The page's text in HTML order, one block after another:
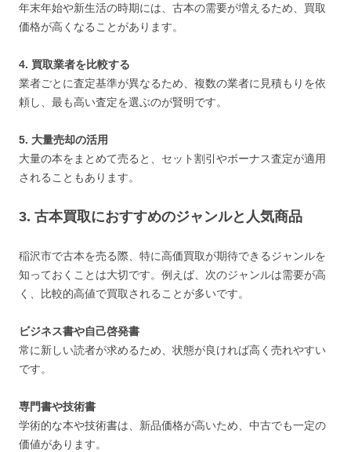
年末年始や新生活の時期には、古本の需要が増えるため、買取
価格が高くなることがあります。
4. 買取業者を比較する
業者ごとに査定基準が異なるため、複数の業者に見積もりを依
頼し、最も高い査定を選ぶのが賢明です。
5. 大量売却の活用
大量の本をまとめて売ると、セット割引やボーナス査定が適用
されることもあります。
3. 古本買取におすすめのジャンルと人気商品
稲沢市で古本を売る際、特に高価買取が期待できるジャンルを
知っておくことは大切です。例えば、次のジャンルは需要が高
く、比較的高値で買取されることが多いです。
ビジネス書や自己啓発書
常に新しい読者が求めるため、状態が良ければ高く売れやすい
です。
専門書や技術書
学術的な本や技術書は、新品価格が高いため、中古でも一定の
価値があります。